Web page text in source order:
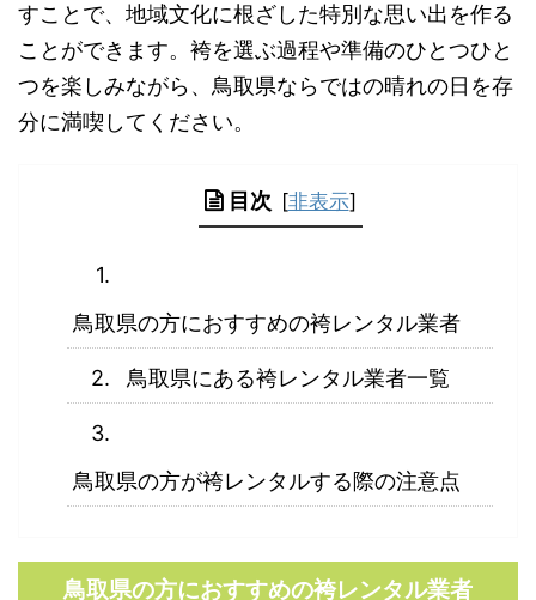
すことで、地域文化に根ざした特別な思い出を作る
ことができます。袴を選ぶ過程や準備のひとつひと
つを楽しみながら、鳥取県ならではの晴れの日を存
分に満喫してください。
目次 [非表示]
鳥取県の方におすすめの袴レンタル業者
鳥取県にある袴レンタル業者一覧
鳥取県の方が袴レンタルする際の注意点
鳥取県の方におすすめの袴レンタル業者